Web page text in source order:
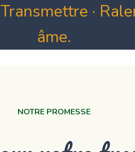
·
âme.
NOTRE PROMESSE